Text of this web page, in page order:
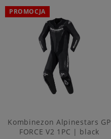
Kombinezon Alpinestars GP
FORCE V2 1PC | black
PROMOCJA